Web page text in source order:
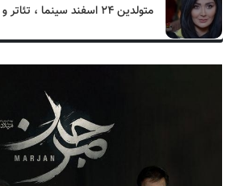
متولدین ۲۴ اسفند سینما ، تئاتر و موسیقی؛ مریم معصومی